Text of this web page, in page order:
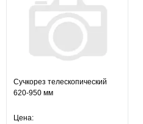
Сучкорез телескопический
620-950 мм
Цена: